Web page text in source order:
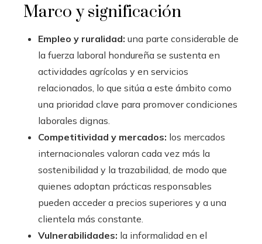
Marco y significación
Empleo y ruralidad: una parte considerable de
la fuerza laboral hondureña se sustenta en
actividades agrícolas y en servicios
relacionados, lo que sitúa a este ámbito como
una prioridad clave para promover condiciones
laborales dignas.
Competitividad y mercados: los mercados
internacionales valoran cada vez más la
sostenibilidad y la trazabilidad, de modo que
quienes adoptan prácticas responsables
pueden acceder a precios superiores y a una
clientela más constante.
Vulnerabilidades: la informalidad en el